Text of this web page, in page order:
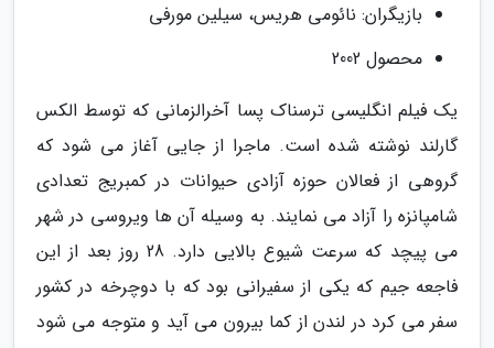
بازیگران: نائومی هریس، سیلین مورفی
محصول 2002
یک فیلم انگلیسی ترسناک پسا آخرالزمانی که توسط الکس
گارلند نوشته شده است. ماجرا از جایی آغاز می شود که
گروهی از فعالان حوزه آزادی حیوانات در کمبریج تعدادی
شامپانزه را آزاد می نمایند. به وسیله آن ها ویروسی در شهر
می پیچد که سرعت شیوع بالایی دارد. 28 روز بعد از این
فاجعه جیم که یکی از سفیرانی بود که با دوچرخه در کشور
سفر می کرد در لندن از کما بیرون می آید و متوجه می شود